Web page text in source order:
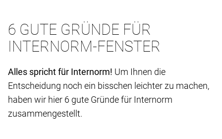
6 GUTE GRÜNDE FÜR
INTERNORM-FENSTER
Alles spricht für Internorm! Um Ihnen die
Entscheidung noch ein bisschen leichter zu machen,
haben wir hier 6 gute Gründe für Internorm
zusammengestellt.